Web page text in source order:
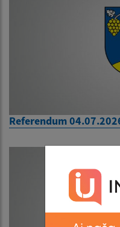
Referendum